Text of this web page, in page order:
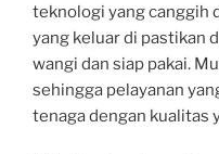
teknologi yang canggih
yang keluar di pastikan
wangi dan siap pakai.
sehingga pelayanan
tenaga dengan kualitas